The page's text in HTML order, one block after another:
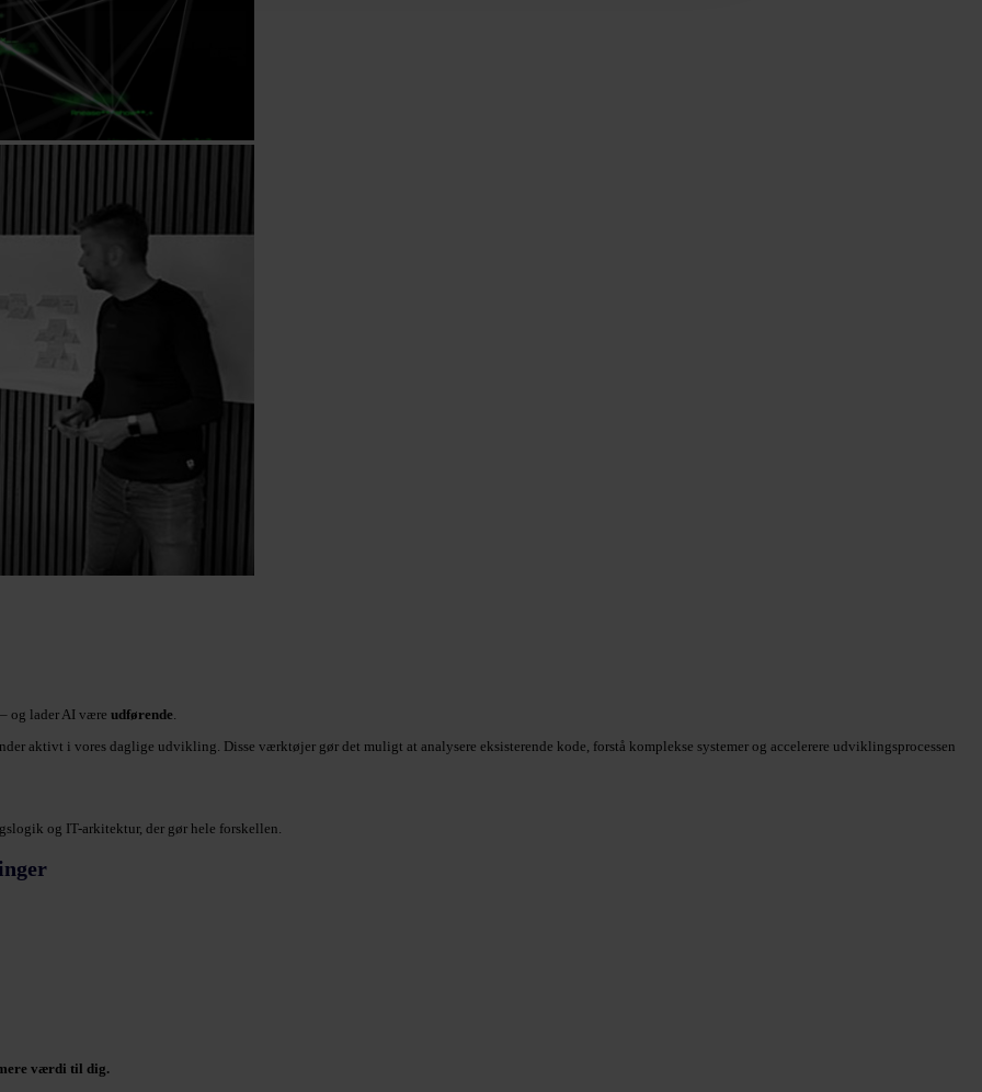
– og lader AI være udførende.
aktivt i vores daglige udvikling. Disse værktøjer gør det muligt at analysere eksisterende kode, forstå komplekse systemer og accelerere udviklingsprocessen
og IT-arkitektur, der gør hele forskellen.
værdi til dig.